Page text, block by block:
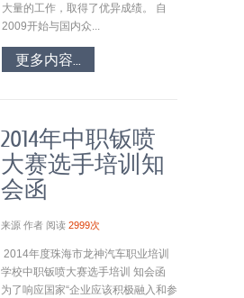
大量的工作，取得了优异成绩。 自
2009开始与国内众...
更多内容...
2014年中职钣喷
大赛选手培训知
会函
来源 作者 阅读 2999次
2014年度珠海市龙神汽车职业培训
学校中职钣喷大赛选手培训 知会函
为了响应国家“企业应该积极融入和参